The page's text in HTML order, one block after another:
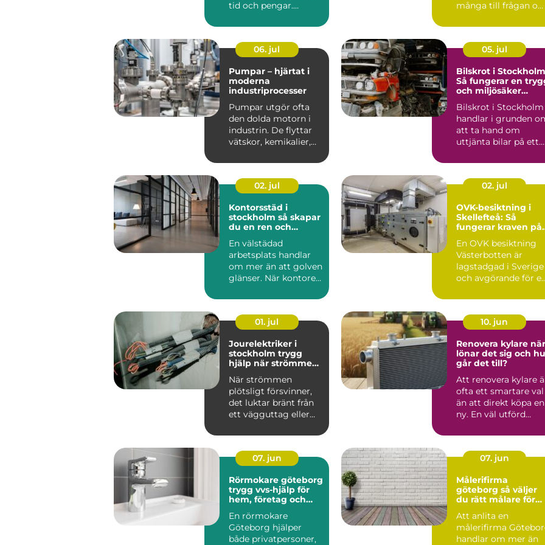
tid och pengar.
trasig...
många till frågan om
nytt liv utan...
06. jul
Pumpar – hjärtat i
moderna
industriprocesser
Pumpar utgör ofta
den dolda motorn i
industrin. De flyttar
vätskor, kemikalier,
05. jul
Bilskrot i
Så fungerar en
och miljösäker
Bilskrot i Stockholm
handlar i grunden
att ta hand om
uttjänta bilar på ett
02. jul
Kontorsstäd i
stockholm så skapar
du en ren och
En välstädad
arbetsplats handlar
om mer än att golven
glänser. När kontoret
strukturerat...
02. jul
OVK-besiktning i
Skellefteå: Så
fungerar kraven på
En OVK besiktning
Västerbotten är
lagstadgad i Sverige
och avgörande för
01. jul
Jourelektriker i
stockholm trygg
hjälp när strömmen
När strömmen
plötsligt försvinner,
det luktar bränt från
ett vägguttag eller
om...
10. jun
Renovera kylare när
lönar det sig och
går det till?
Att renovera kylare
ofta ett smartare val
än att direkt köpa en
ny. En väl utförd
07. jun
Rörmokare göteborg
trygg vvs-hjälp för
hem, företag och
En rörmokare
Göteborg hjälper
både privatpersoner,
07. jun
Målerifirma
göteborg så väljer
du rätt målare för
Att anlita en
målerifirma
handlar om mer än